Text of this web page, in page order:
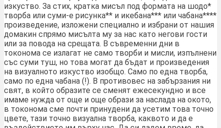
изкуство. За стих, кратка мисъл под формата на шодо*
творба или суми-е рисунка** и икебана*** или чабана****
произведение, изложени специално и избрани от нашия
домакин спрямо мисълта му за нас като негови гости
или за повода на срещата. В съвременни дни в
токонома се излагат не само творби и мисли, изпълнени
със суми туш, но това могат да бъдат и произведения
на визуалното изкуство изобщо. Само по една творба,
само по една чабана (!). В противовес на забързания ни
свят, в който образите се сменят ежесекундно и все
имаме нужда от още и още образи за наслада на окото,
в токонома сме почти принудени да усетим това точно
цвете, тази точно визуална творба, каквото и да е